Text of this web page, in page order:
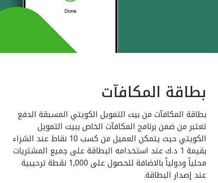
بطاقة المكافآت
بطاقة المكافآت من بيت التمويل الكويتي المسبقة الدفع
تعتبر من ضمن برنامج المكافآت الخاص ببيت التمويل
الكويتي حيث يتمكن العميل من كسب 10 نقاط عند الشراء
بقيمة 1 د.ك عند استخدامه البطاقة على جميع المشتريات
محلياً ودولياً بالاضافة للحصول على 1,000 نقطة ترحيبية
عند إصدار البطاقة.